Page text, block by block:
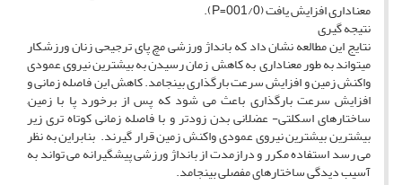
معناداری افزایش یافت (001/0=P).
نتیجه گیری
نتایج این مطالعه نشان داد که بانداژ ورزشی مچ پای ترجیحی زنان ورزشکار
میتواند به طور معناداری به کاهش زمان رسیدن به بیشترین نیروی عمودی
واکنش زمین و افزایش سرعت بارگذاری بینجامد. کاهش این فاصله زمانی و
افزایش سرعت بارگذاری باعث می شود که پس از برخورد پا با زمین,
ساختارهای اسکلتی- عضلانی بدن زودتر و با فاصله زمانی کوتاه تری زیر
بیشترین بیشترین نیروی عمودی واکنش زمین قرار گیرند. بنابراین به نظر
می رسد استفاده مکرر و درازمدت از بانداژ ورزشی پیشگیرانه می تواند به
آسیب دیدگی ساختارهای مفصلی بینجامد.